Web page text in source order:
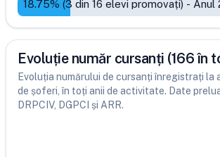
18.75% (3 din 16 elevi promovați) - Anul
Evoluție număr cursanți (166 în
Evoluția numărului de cursanți înregistrați la
de șoferi, în toți anii de activitate. Date
DRPCIV, DGPCI și ARR.